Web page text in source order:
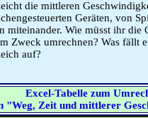
die mittleren
Geräten, von
miteinander. Wie müsst ihr die
Zweck umrechnen? Was fällt
auf?
Excel-Tabelle zum
"Weg, Zeit und mittlerer